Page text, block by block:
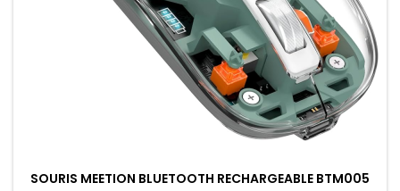
SOURIS MEETION BLUETOOTH RECHARGEABLE BTM005